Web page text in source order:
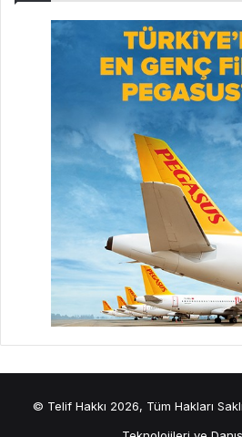
© Telif Hakkı 2026, Tüm Hakları